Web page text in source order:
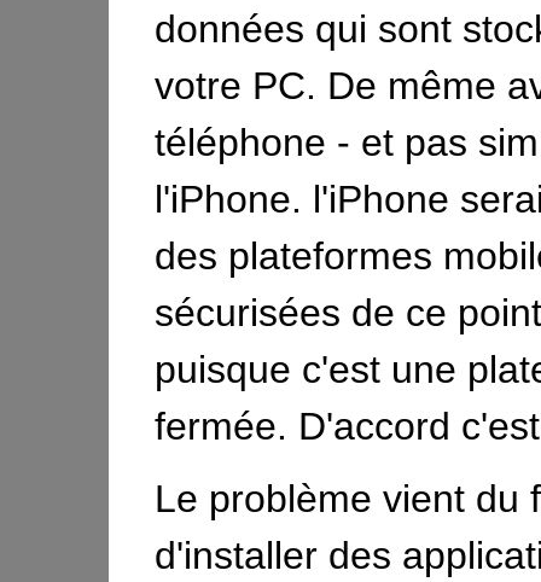
données qui sont
votre PC. De même
téléphone - et pas
l'iPhone. l'iPhone
des plateformes
sécurisées de ce
puisque c'est une
fermée. D'accord
Le problème vient du
d'installer des